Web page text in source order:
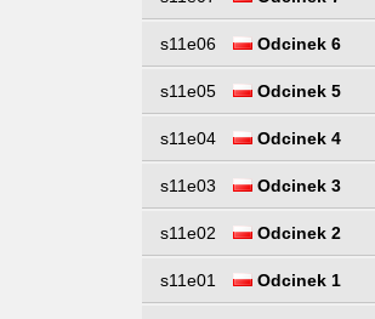
s11e06 Odcinek 6
s11e05 Odcinek 5
s11e04 Odcinek 4
s11e03 Odcinek 3
s11e02 Odcinek 2
s11e01 Odcinek 1